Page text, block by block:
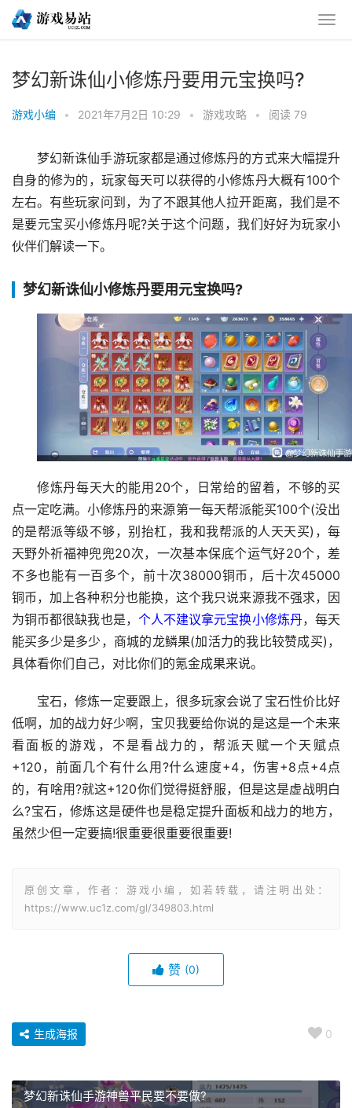
梦幻新诛仙小修炼丹要用元宝换吗?
游戏小编 • 2021年7月2日 10:29 • 游戏攻略 • 阅读 79
梦幻新诛仙手游玩家都是通过修炼丹的方式来大幅提升
自身的修为的，玩家每天可以获得的小修炼丹大概有100个
左右。有些玩家问到，为了不跟其他人拉开距离，我们是不
是要元宝买小修炼丹呢?关于这个问题，我们好好为玩家小
伙伴们解读一下。
梦幻新诛仙小修炼丹要用元宝换吗?
修炼丹每天大的能用20个，日常给的留着，不够的买
点一定吃满。小修炼丹的来源第一每天帮派能买100个(没出
的是帮派等级不够，别抬杠，我和我帮派的人天天买)，每
天野外祈福神兜兜20次，一次基本保底个运气好20个，差
不多也能有一百多个，前十次38000铜币，后十次45000
铜币，加上各种积分也能换，这个我只说来源我不强求，因
为铜币都很缺我也是， 个人不建议拿元宝换小修炼丹，每天
能买多少是多少，商城的龙鳞果(加活力的我比较赞成买)，
具体看你们自己，对比你们的氪金成果来说。
宝石，修炼一定要跟上，很多玩家会说了宝石性价比好
低啊，加的战力好少啊，宝贝我要给你说的是这是一个未来
看面板的游戏，不是看战力的，帮派天赋一个天赋点
+120，前面几个有什么用?什么速度+4，伤害+8点+4点
的，有啥用?就这+120你们觉得挺舒服，但是这是虚战明白
么?宝石，修炼这是硬件也是稳定提升面板和战力的地方，
虽然少但一定要搞!很重要很重要很重要!
原创文章，作者：游戏小编，如若转载，请注明出处：
https://www.uc1z.com/gl/349803.html
赞 (0)
0
生成海报
梦幻新诛仙手游神兽平民要不要做?